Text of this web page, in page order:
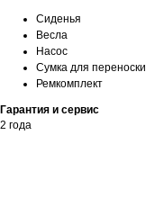
Сиденья
Весла
Насос
Сумка для переноски
Ремкомплект
Гарантия и сервис
2 года